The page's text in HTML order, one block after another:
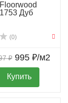
Дуб
(0)
₽ 995 ₽/м2
Купить